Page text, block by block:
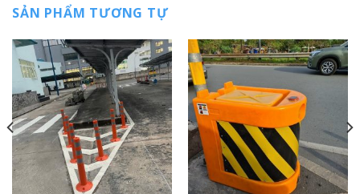
SẢN PHẨM TƯƠNG TỰ